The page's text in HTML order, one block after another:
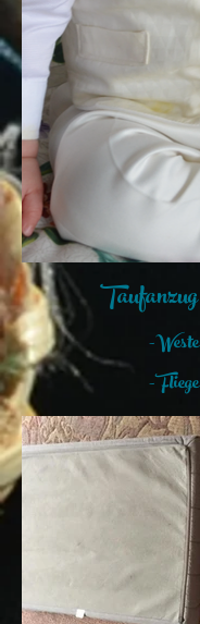
Taufanzug
-Weste
- Fliege